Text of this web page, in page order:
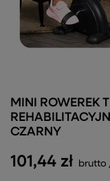
101,44 zł brutto
MINI ROWEREK
CZARNY